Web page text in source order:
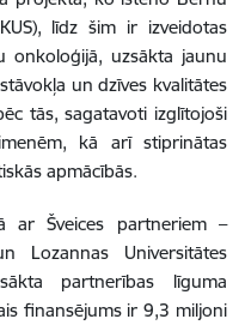
līdz šim ir izveidotas
onkoloģijā, uzsākta jaunu
un dzīves kvalitātes
tās, sagatavoti izglītojoši
kā arī stiprinātas
apmācībās.
ar Šveices partneriem –
Lozannas Universitātes
partnerības līguma
finansējums ir 9,3 miljoni